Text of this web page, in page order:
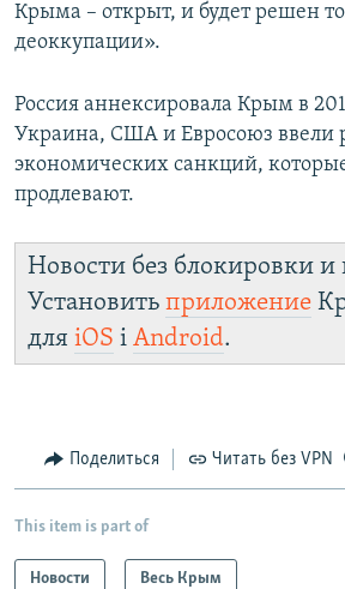
Крыма – открыт, и будет решен
деоккупации».
Россия аннексировала Крым в
Украина, США и Евросоюз ввели
экономических санкций,
продлевают.
Новости без блокировки и
Установить приложение
для iOS і Android.
Поделиться Читать без VPN
This item is part of
Новости Весь Крым